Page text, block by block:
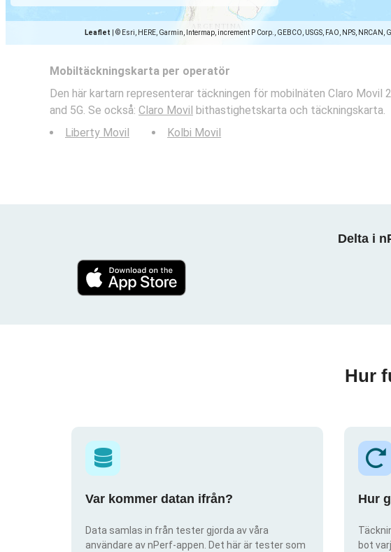
Leaflet © Esri, HERE, Garmin, Intermap, increment P Corp., GEBCO, USGS, FAO, NPS,
Mobiltäckningskarta per operatör
Den här kartarn representerar täckningen för mobilnäten Claro Movil
and 5G. Se också: Claro Movil bithastighetskarta och täckningskarta.
Liberty Movil
Kolbi Movil
Delta i
Hur
Var kommer datan ifrån?
Data samlas in från tester gjorda av våra
användare av nPerf-appen. Det här är tester som
Hur
bot